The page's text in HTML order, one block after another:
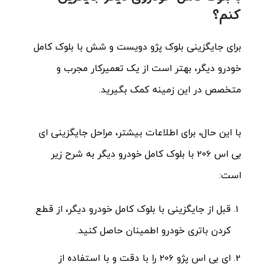
کنم؟
برای جایگزینی بلوک پژو دویست و شش با بلوک کامل
خودرو دیگر، بهتر است از یک تعمیرکار مجرب و
متخصص در این زمینه کمک بگیرید.
با این حال، برای اطلاعات بیشتر، مراحل جایگزینی ای
بی اس 206 با بلوک کامل خودرو دیگر به شرح زیر
است:
قبل از جایگزینی با بلوک کامل خودرو دیگر، از قطع
کردن باتری خودرو اطمینان حاصل کنید.
ای بی اس پژو 206 را با دقت و با استفاده از